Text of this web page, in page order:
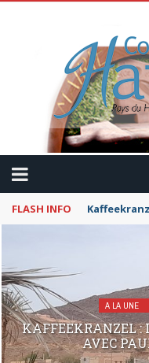
FLASH INFO
A LA UNE
KAFFEEKRANZEL :
AVEC